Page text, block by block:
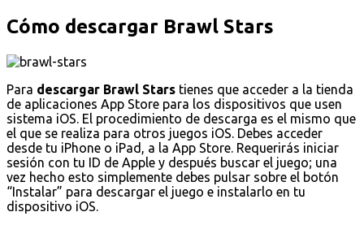
Cómo descargar Brawl Stars
Para descargar Brawl Stars tienes que acceder a la tienda
de aplicaciones App Store para los dispositivos que usen
sistema iOS. El procedimiento de descarga es el mismo que
el que se realiza para otros juegos iOS. Debes acceder
desde tu iPhone o iPad, a la App Store. Requerirás iniciar
sesión con tu ID de Apple y después buscar el juego; una
vez hecho esto simplemente debes pulsar sobre el botón
“Instalar” para descargar el juego e instalarlo en tu
dispositivo iOS.